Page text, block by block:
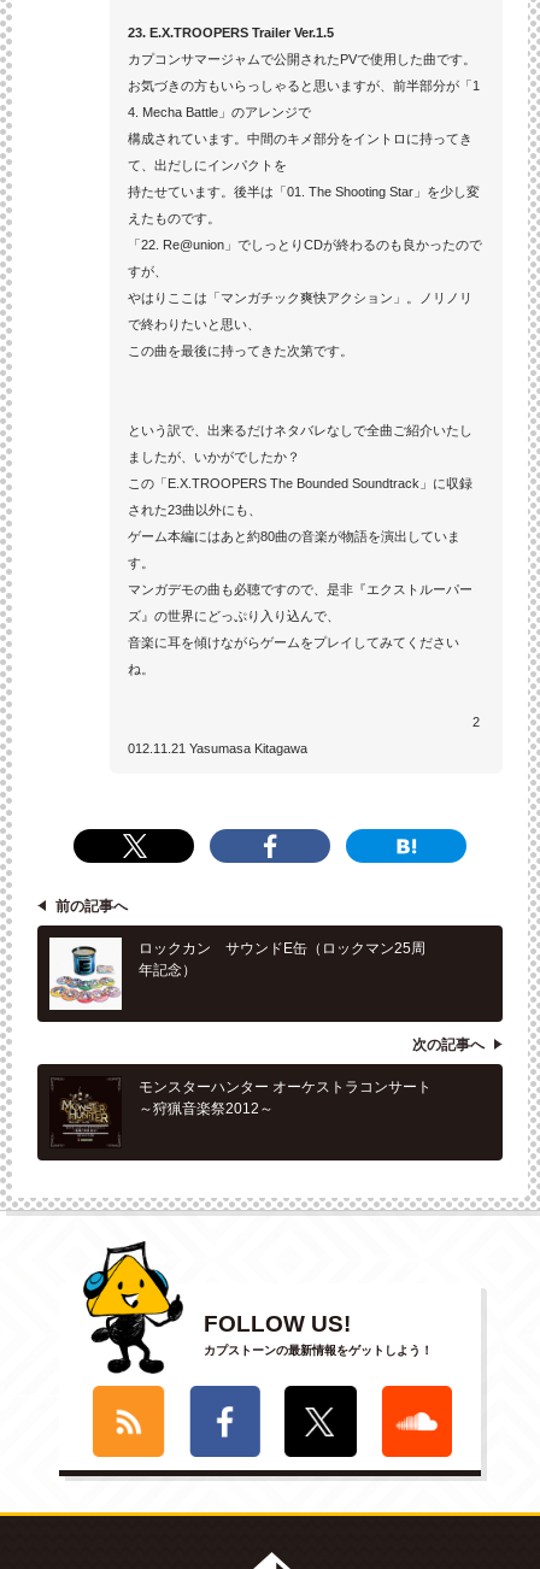
23. E.X.TROOPERS Trailer Ver.1.5
カプコンサマージャムで公開されたPVで使用した曲です。
お気づきの方もいらっしゃると思いますが、前半部分が「1
4. Mecha Battle」のアレンジで
構成されています。中間のキメ部分をイントロに持ってき
て、出だしにインパクトを
持たせています。後半は「01. The Shooting Star」を少し変
えたものです。
「22. Re@union」でしっとりCDが終わるのも良かったので
すが、
やはりここは「マンガチック爽快アクション」。ノリノリ
で終わりたいと思い、
この曲を最後に持ってきた次第です。
という訳で、出来るだけネタバレなしで全曲ご紹介いたし
ましたが、いかがでしたか？
この「E.X.TROOPERS The Bounded Soundtrack」に収録
された23曲以外にも、
ゲーム本編にはあと約80曲の音楽が物語を演出していま
す。
マンガデモの曲も必聴ですので、是非『エクストルーパー
ズ』の世界にどっぷり入り込んで、
音楽に耳を傾けながらゲームをプレイしてみてください
ね。
2
012.11.21 Yasumasa Kitagawa
前の記事へ
ロックカン サウンドE缶（ロックマン25周
年記念）
次の記事へ
モンスターハンター オーケストラコンサート
～狩猟音楽祭2012～
FOLLOW US!
カプストーンの最新情報をゲットしよう！